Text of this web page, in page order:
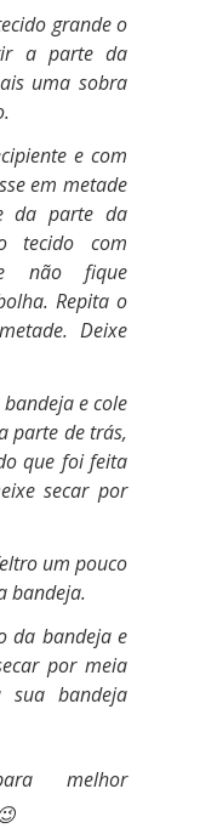
grande o
a parte da
uma sobra
e com
em metade
da parte da
tecido com
não fique
Repita o
Deixe
e cole
parte de trás,
que foi feita
secar por
um pouco
bandeja.
da bandeja e
por meia
bandeja
melhor